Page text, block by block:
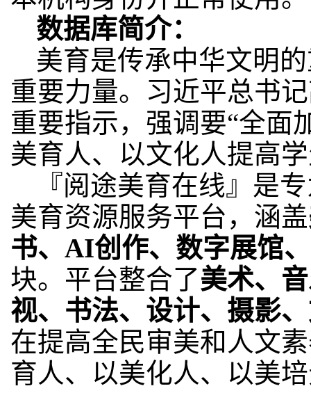
数据库简介：
美育是传承中华文明
重要力量。习近平总书
重要指示，强调要“全面
美育人、以文化人提高
『阅途美育在线』是
美育资源服务平台，涵盖
书、AI创作、数字展馆
块。平台整合了美术、
视、书法、设计、摄影
在提高全民审美和人文
育人、以美化人、以美